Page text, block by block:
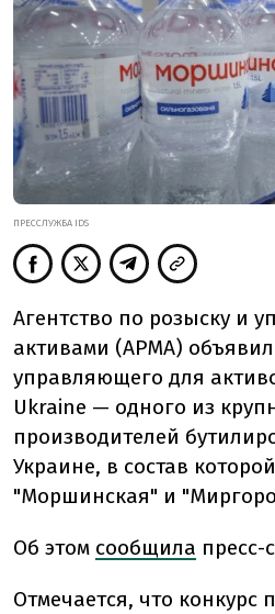
ПРЕССЛУЖБА IDS
Агентство по розыску и
активами (АРМА)
управляющего для
Ukraine — одного из
производителей
Украине, в состав
"Моршинская" и
Об этом сообщила пресс-
Отмечается, что конкурс